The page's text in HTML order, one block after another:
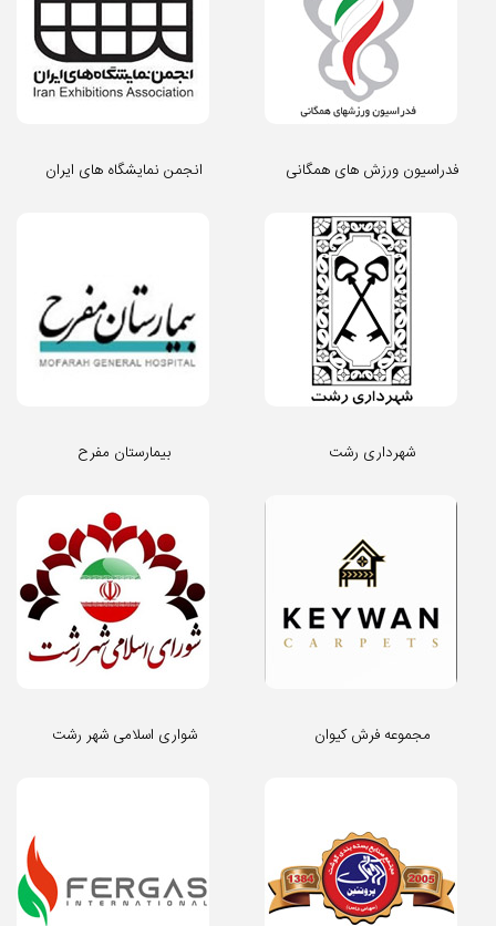
انجمن نمایشگاه های ایران فدراسیون ورزش های همگانی
بیمارستان مفرح شهرداری رشت
شواری اسلامی شهر رشت مجموعه فرش کیوان